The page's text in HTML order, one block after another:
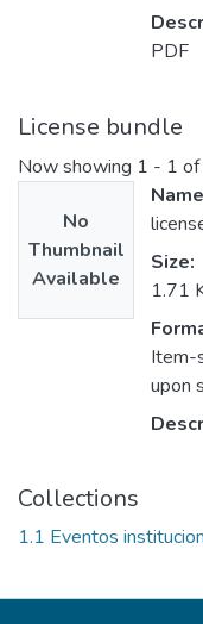
PDF
License bundle
Now showing 1 - 1
No
Thumbnail
Available
Size:
1.71
Item-
upon
Collections
1.1 Eventos